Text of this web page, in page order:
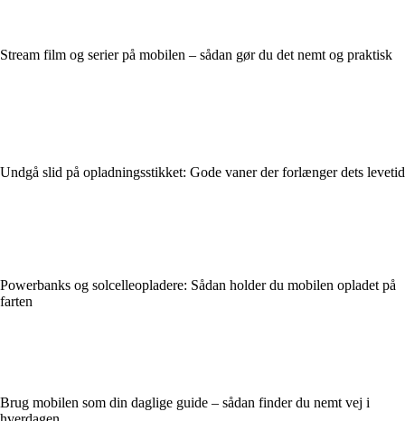
Stream film og serier på mobilen – sådan gør du det nemt og praktisk
Undgå slid på opladningsstikket: Gode vaner der forlænger dets levetid
Powerbanks og solcelleopladere: Sådan holder du mobilen opladet på
farten
Brug mobilen som din daglige guide – sådan finder du nemt vej i